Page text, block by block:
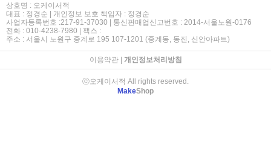
상호명 : 오케이서적
대표 : 정경순 | 개인정보 보호 책임자 : 정경순
사업자등록번호 :217-91-37030 | 통신판매업신고번호 : 2014-서울노원-0176
전화 : 010-4238-7980 | 팩스 :
주소 : 서울시 노원구 중계로 195 107-1201 (중계동, 동진, 신안아파트)
이용약관| 개인정보처리방침
ⓒ오케이서적 All rights reserved.
MakeShop